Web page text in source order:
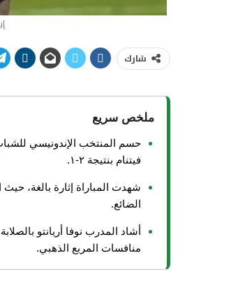
شارك
ملخص سريع
حسم المنتخب الإندونيسي
فيتنام بنتيجة ٢-١.
شهدت المباراة إثارة بالغة،
الضائع.
أشاد المدرب نوفا أريانتو
منافسات المربع الذهبي.